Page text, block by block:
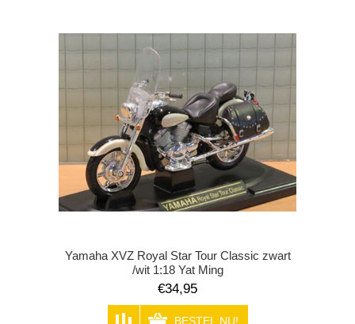
Yamaha XVZ Royal Star Tour Classic zwart
/wit 1:18 Yat Ming
€34,95